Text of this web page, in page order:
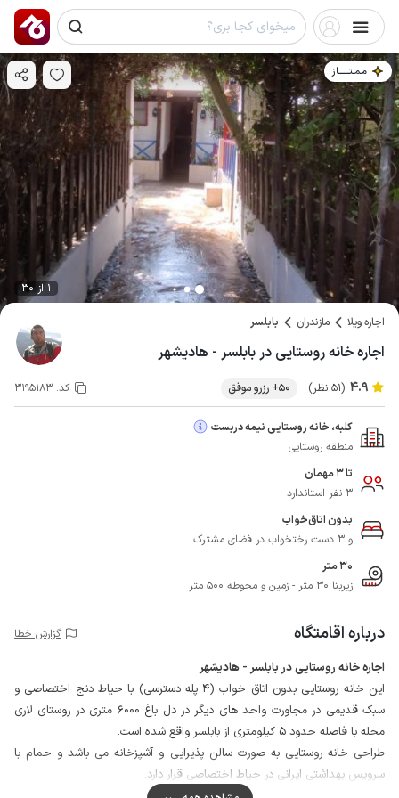
مـمـتــــــاز
1 از 30
اجاره ویلا مازندران بابلسر
اجاره خانه روستایی در بابلسر - هادیشهر
4.9 (51 نظر) 50+ رزرو موفق کد: 3195183
کلبه، خانه روستایی نیمه دربست
منطقه روستایی
تا 3 مهمان
3 نفر استاندارد
بدون اتاق‌خواب
و 3 دست رختخواب در فضای مشترک
30 متر
زیربنا 30 متر - زمین و محوطه 500 متر
درباره اقامتگاه گزارش خطا
اجاره خانه روستایی در بابلسر - هادیشهر
این خانه روستایی بدون اتاق خواب (4 پله دسترسی) با حیاط دنج اختصاصی و
سبک قدیمی در مجاورت واحد های دیگر در دل باغ 6000 متری در روستای لاری
محله با فاصله حدود 5 کیلومتری از بابلسر واقع شده است.
طراحی خانه روستایی به صورت سالن پذیرایی و آشپزخانه می باشد و حمام با
سرویس بهداشتی ایرانی در حیاط اختصاصی قرار دارد.